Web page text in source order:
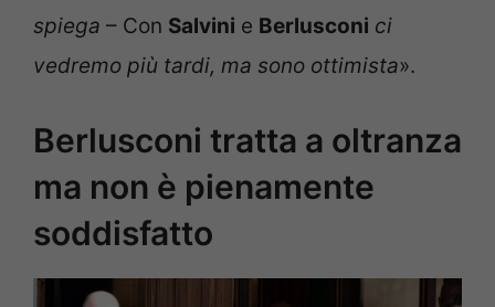
spiega – Con Salvini e Berlusconi ci
vedremo più tardi, ma sono ottimista».
Berlusconi tratta a oltranza
ma non è pienamente
soddisfatto